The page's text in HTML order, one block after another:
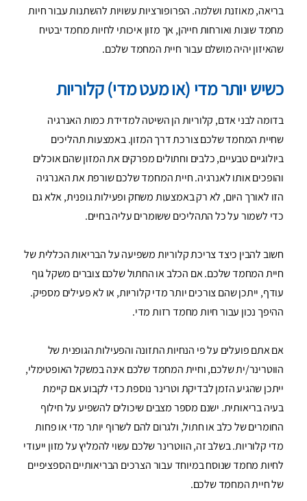
בריאה, מאוזנת ושלמה. הפרופורציות עשויות להשתנות עבור חיות
מחמד שונות ואורחות חייהן, אך מזון איכותי לחיות מחמד יבטיח
שהאיזון יהיה מושלם עבור חיית המחמד שלכם.
כשיש יותר מדי (או מעט מדי) קלוריות
בדומה לבני אדם, קלוריות הן השיטה למדידת כמות האנרגיה
שחיית המחמד שלכם צורכת דרך המזון. באמצעות תהליכים
ביולוגיים טבעיים, כלבים וחתולים מפרקים את המזון שהם אוכלים
והופכים אותו לאנרגיה. חיית המחמד שלכם שורפת את האנרגיה
הזו לאורך היום, לא רק באמצעות משחק ופעילות גופנית, אלא גם
כדי לשמור על כל התהליכים ששומרים עליה בחיים.
חשוב להבין כיצד צריכת קלוריות משפיעה על הבריאות הכללית של
חיית המחמד שלכם. אם הכלב או החתול שלכם צוברים משקל גוף
עודף, ייתכן שהם צורכים יותר מדי קלוריות, או לא פעילים מספיק.
ההיפך נכון עבור חיות מחמד רזות מדי.
אם אתם פועלים על פי הנחיות התזונה והפעילות הגופנית של
הווטרינר/ית שלכם, וחיית המחמד שלכם אינה במשקל האופטימלי,
ייתכן שהגיע הזמן לבדיקת וטרינר נוספת כדי לקבוע אם קיימת
בעיה בריאותית. ישנם מספר מצבים שיכולים להשפיע על חילוף
החומרים של כלב או חתול, ולגרום להם לשרוף יותר מדי או פחות
מדי קלוריות. בשלב זה, הווטרינר שלכם עשוי להמליץ על מזון ייעודי
לחיות מחמד שנוסח במיוחד עבור הצרכים הבריאותיים הספציפיים
של חיית המחמד שלכם.